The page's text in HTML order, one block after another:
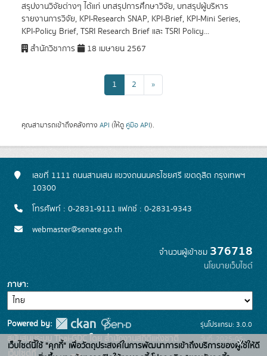
สรุปงานวิจัยต่างๆ ได้แก่ บทสรุปการศึกษาวิจัย, บทสรุปผู้บริหาร
รายงานการวิจัย, KPI-Research SNAP, KPI-Brief, KPI-Mini Series,
KPI-Policy Brief, TSRI Research Brief และ TSRI Policy...
สำนักวิชาการ
18 เมษายน 2567
1 2 »
คุณสามารถเข้าถึงคลังทาง API (ให้ดู คู่มือ API).
เลขที่ 1111 ถนนสามเสน แขวงถนนนครไชยศรี เขตดุสิต กรุงเทพฯ
10300
โทรศัพท์ : 0-2831-9111 แฟกซ์ : 0-2831-9343
webmaster@senate.go.th
จำนวนผู้เข้าชม 376718
นโยบายเว็บไซต์
ภาษา
Powered by:
สนับสนุนระบบ Thai-GDC โดย สำนักงานสถิติแห่งชาติ
เว็บไซต์ที่
รุ่นโปรแกรม: 3.0.0
วันที่: 2025-05-
เว็บไซต์นี้ใช้ "คุกกี้" เพื่อวัตถุประสงค์ในการพัฒนาการเข้าถึงบริการของผู้ใช้ให้ดี
x